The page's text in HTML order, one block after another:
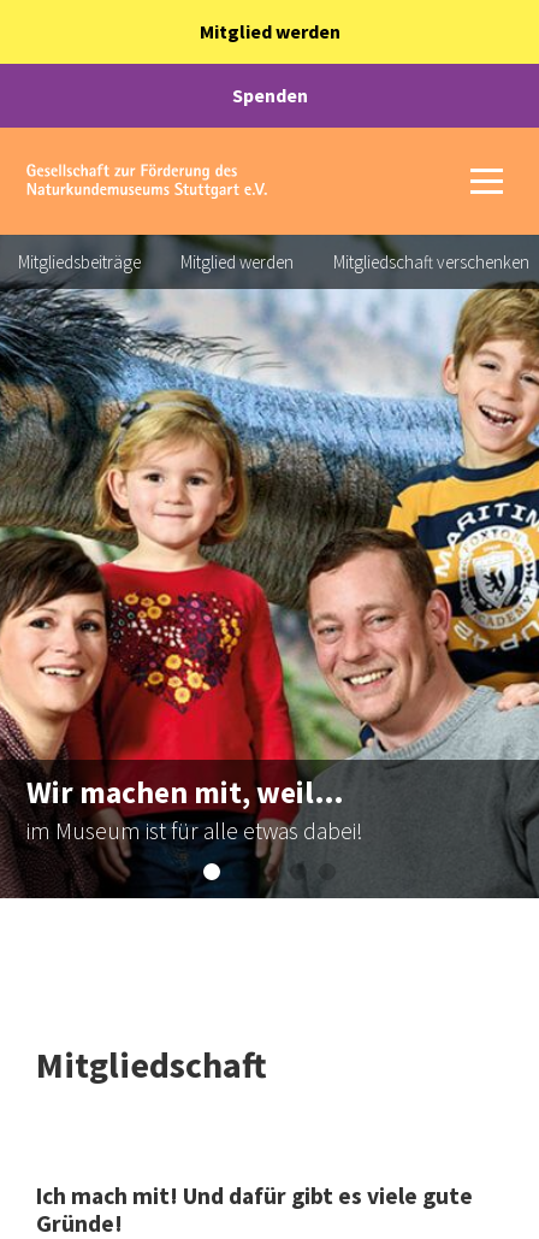
Mitglied werden
Spenden
Mitgliedsbeiträge Mitglied werden Mitgliedschaft verschenken
Wir machen mit, weil…
im Museum ist für alle etwas dabei!
Mitgliedschaft
Ich mach mit! Und dafür gibt es viele gute
Gründe!